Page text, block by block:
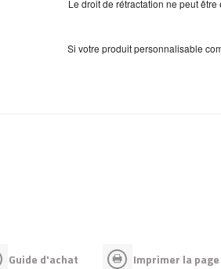
Le droit de rétractation ne peut
Si votre produit personnalisable
Guide d'achat Imprimer la page